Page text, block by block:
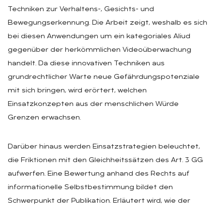
Techniken zur Verhaltens-, Gesichts- und
Bewegungserkennung. Die Arbeit zeigt, weshalb es sich
bei diesen Anwendungen um ein kategoriales Aliud
gegenüber der herkömmlichen Videoüberwachung
handelt. Da diese innovativen Techniken aus
grundrechtlicher Warte neue Gefährdungspotenziale
mit sich bringen, wird erörtert, welchen
Einsatzkonzepten aus der menschlichen Würde
Grenzen erwachsen.
Darüber hinaus werden Einsatzstrategien beleuchtet,
die Friktionen mit den Gleichheitssätzen des Art. 3 GG
aufwerfen. Eine Bewertung anhand des Rechts auf
informationelle Selbstbestimmung bildet den
Schwerpunkt der Publikation. Erläutert wird, wie der